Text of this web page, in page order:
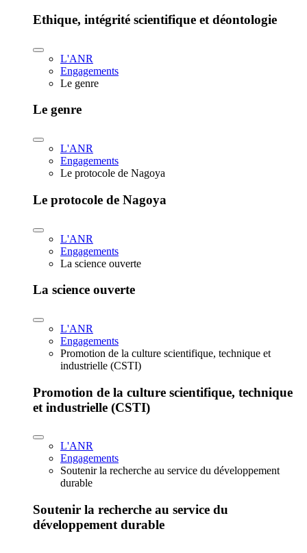
Ethique, intégrité scientifique et déontologie
L'ANR
Engagements
Le genre
Le genre
L'ANR
Engagements
Le protocole de Nagoya
Le protocole de Nagoya
L'ANR
Engagements
La science ouverte
La science ouverte
L'ANR
Engagements
Promotion de la culture scientifique, technique et
industrielle (CSTI)
Promotion de la culture scientifique, technique
et industrielle (CSTI)
L'ANR
Engagements
Soutenir la recherche au service du développement
durable
Soutenir la recherche au service du
développement durable